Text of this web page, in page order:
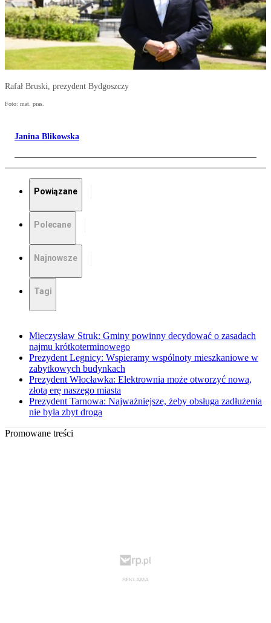
Rafał Bruski, prezydent Bydgoszczy
Foto: mat. pras.
Janina Blikowska
Powiązane
Polecane
Najnowsze
Tagi
Mieczysław Struk: Gminy powinny decydować o zasadach
najmu krótkoterminowego
Prezydent Legnicy: Wspieramy wspólnoty mieszkaniowe w
zabytkowych budynkach
Prezydent Włocławka: Elektrownia może otworzyć nową,
złotą erę naszego miasta
Prezydent Tarnowa: Najważniejsze, żeby obsługa zadłużenia
nie była zbyt droga
Promowane treści